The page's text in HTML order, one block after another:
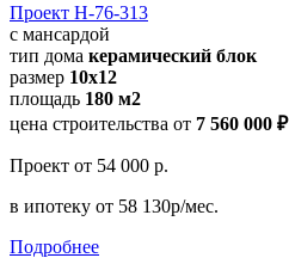
Проект Н-76-313
с мансардой
тип дома керамический блок
размер 10x12
площадь 180 м2
цена строительства от 7 560 000 ₽
Проект от 54 000 р.
в ипотеку от 58 130р/мес.
Подробнее